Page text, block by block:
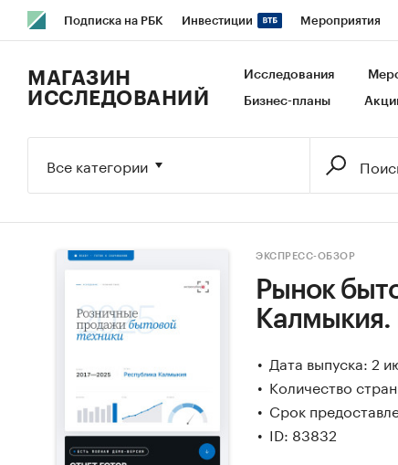
Подписка на РБК Инвестиции Мероприятия
Исследования Кредитные рейтинги Франшизы
МАГАЗИН
ИССЛЕДОВАНИЙ
Исследования
Бизнес-планы
Все категории
ЭКСПРЕСС-ОБЗОР
Рынок
Дата выпуска: 2
Количество
Срок
ID: 83832